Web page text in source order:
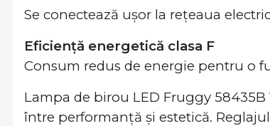
Se conectează ușor la rețeaua
Eficiență energetică clasa F
Consum redus de energie pentru o
Lampa de birou LED Fruggy
între performanță și estetică.